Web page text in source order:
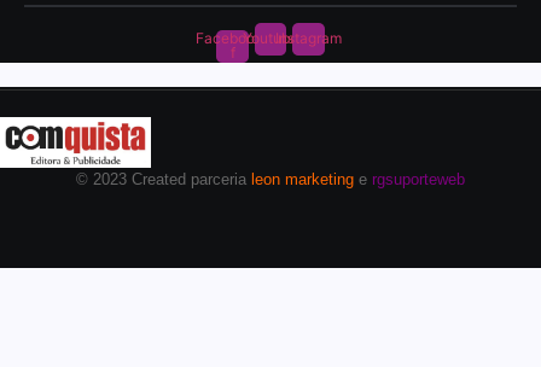
Facebook-
f
YoutubeInstagram
© 2023 Created parceria leon marketing e rgsuporteweb